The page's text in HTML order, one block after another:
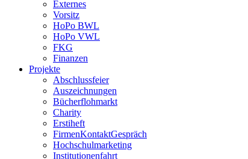
Externes
Vorsitz
HoPo BWL
HoPo VWL
FKG
Finanzen
Projekte
Abschlussfeier
Auszeichnungen
Bücherflohmarkt
Charity
Erstiheft
FirmenKontaktGespräch
Hochschulmarketing
Institutionenfahrt